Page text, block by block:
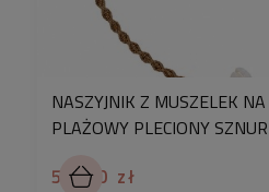
NASZYJNIK Z MUSZELEK
PLAŻOWY PLECIONY
59,90 zł